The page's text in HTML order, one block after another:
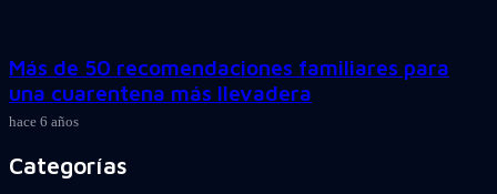
Más de 50 recomendaciones familiares para
una cuarentena más llevadera
hace 6 años
Categorías